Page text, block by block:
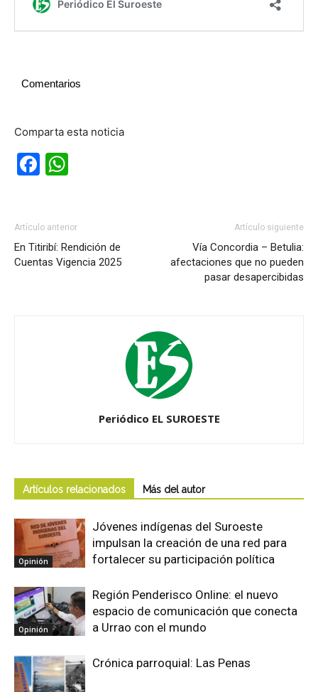
Comentarios
Comparta esta noticia
Facebook
Artículo anterior
En Titiribí: Rendición de
Cuentas Vigencia 2025
Artículo siguiente
Vía Concordia – Betulia:
afectaciones que no pueden
pasar desapercibidas
Periódico EL SUROESTE
Artículos relacionados Más del autor
Opinión
Jóvenes indígenas del Suroeste
impulsan la creación de una red para
fortalecer su participación política
Opinión
Región Penderisco Online: el nuevo
espacio de comunicación que conecta
a Urrao con el mundo
Crónica parroquial: Las Penas